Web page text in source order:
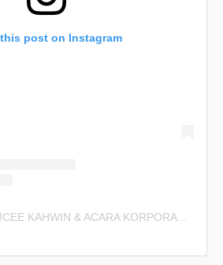
post on Instagram
A post shared by EMCEE KAHWIN & ACARA KORPORAT (@emceekahwin)